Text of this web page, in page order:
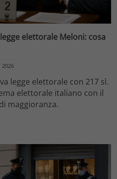
elettorale Meloni: cosa
2026
legge elettorale con 217 sì.
elettorale italiano con il
maggioranza.